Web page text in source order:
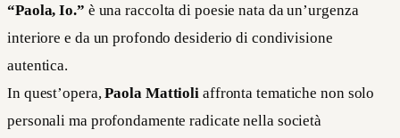
“Paola, Io.” è una raccolta di poesie nata da un’urgenza
interiore e da un profondo desiderio di condivisione
autentica.
In quest’opera,Paola Mattioli affronta tematiche non solo
personali ma profondamente radicate nella società